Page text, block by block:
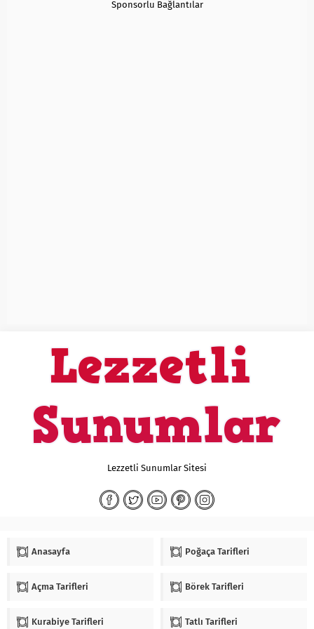
Sponsorlu Bağlantılar
Lezzetli Sunumlar Sitesi
Anasayfa Poğaça Tarifleri
Açma Tarifleri Börek Tarifleri
Kurabiye Tarifleri Tatlı Tarifleri